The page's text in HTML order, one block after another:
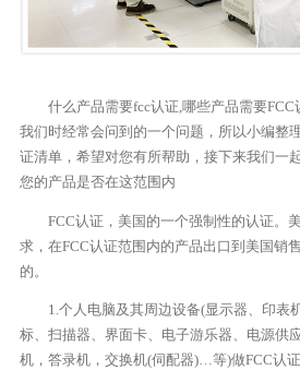
什么产品需要fcc认证,哪些产品需要FCC
我们时经常会问到的一个问题，所以小编整
证清单，希望对您有所帮助，接下来我们一
您的产品是否在这范围内
FCC认证，美国的一个强制性的认证。
求，在FCC认证范围内的产品出口到美国销
的。
1.个人电脑及其周边设备(显示器、印表
标、扫描器、界面卡、电子游乐器、电源供
机，答录机，交换机(伺配器)…等)做FCC认